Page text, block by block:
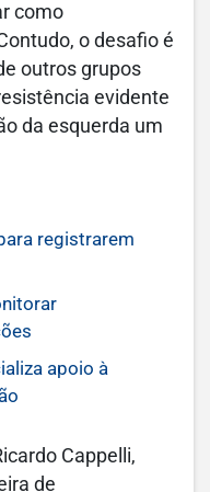
como
o desafio é
outros grupos
evidente
da esquerda um
registrarem
apoio à
Cappelli,
de